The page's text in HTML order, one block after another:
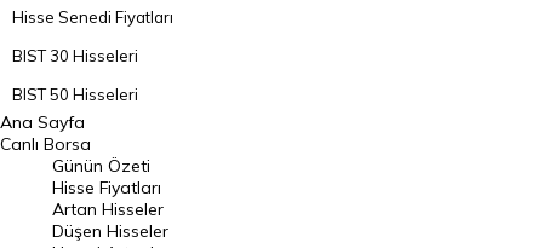
Hisse Senedi Fiyatları
BIST 30 Hisseleri
BIST 50 Hisseleri
BIST 100 Hisseleri
En Çok Artan Hisseler
En Çok Düşen Hisseler
Ana Sayfa
Canlı Borsa
Günün Özeti
Hisse Fiyatları
Artan Hisseler
Düşen Hisseler